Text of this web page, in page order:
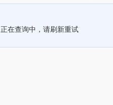
正在查询中，请刷新重试